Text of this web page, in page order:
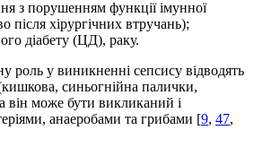
з порушенням функції імунної
після хірургічних втручань);
діабету (ЦД), раку.
роль у виникненні сепсису відводять
синьогнійна палички,
він може бути викликаний і
анаеробами та грибами [9, 47,